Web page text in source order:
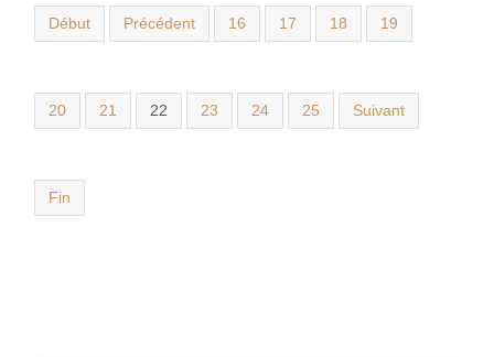
Début Précédent 16 17 18 19
20 21 22 23 24 25 Suivant
Fin